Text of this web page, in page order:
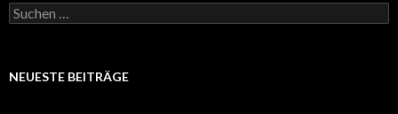
Suchen
nach:
NEUESTE BEITRÄGE